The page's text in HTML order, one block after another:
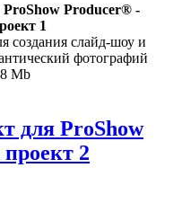
ProShow Producer® -
1
создания слайд-шоу и
фотографий
Mb
для ProShow
2